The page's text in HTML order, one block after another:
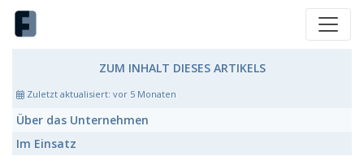
ZUM INHALT DIESES ARTIKELS
Zuletzt aktualisiert: vor 5 Monaten
Über das Unternehmen
Im Einsatz